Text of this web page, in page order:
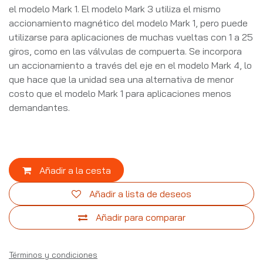
el modelo Mark 1. El modelo Mark 3 utiliza el mismo
accionamiento magnético del modelo Mark 1, pero puede
utilizarse para aplicaciones de muchas vueltas con 1 a 25
giros, como en las válvulas de compuerta. Se incorpora
un accionamiento a través del eje en el modelo Mark 4, lo
que hace que la unidad sea una alternativa de menor
costo que el modelo Mark 1 para aplicaciones menos
demandantes.
Añadir a la cesta
Añadir para comparar
Añadir a lista de deseos
Términos y condiciones